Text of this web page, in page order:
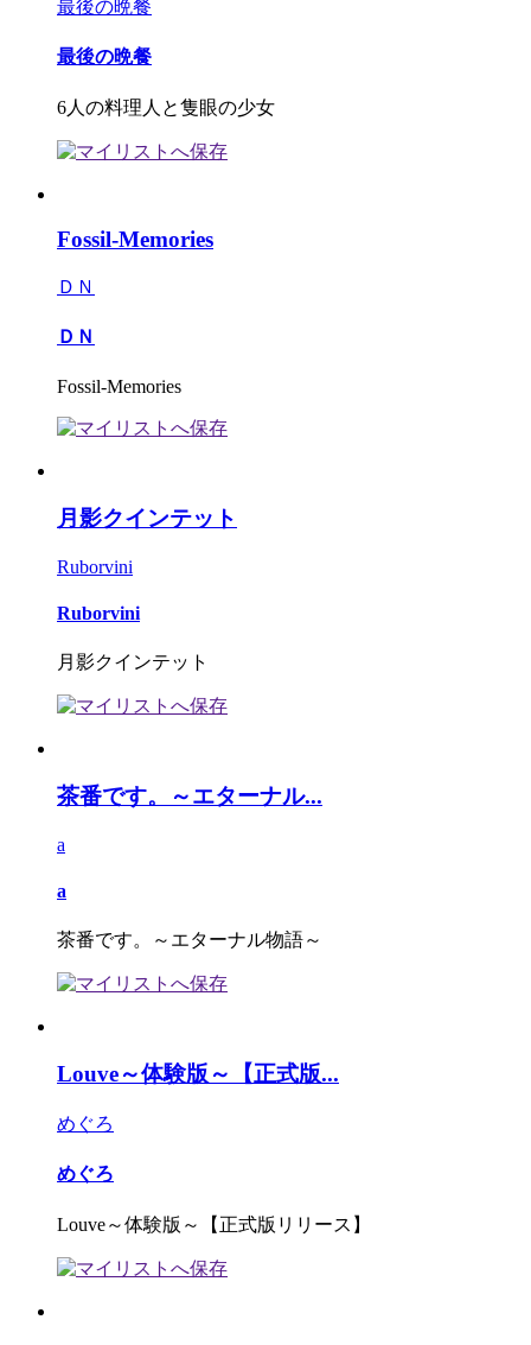
最後の晩餐
最後の晩餐
6人の料理人と隻眼の少女
Fossil-Memories
ＤＮ
ＤＮ
Fossil-Memories
月影クインテット
Ruborvini
Ruborvini
月影クインテット
茶番です。～エターナル...
a
a
茶番です。～エターナル物語～
Louve～体験版～【正式版...
めぐろ
めぐろ
Louve～体験版～【正式版リリース】